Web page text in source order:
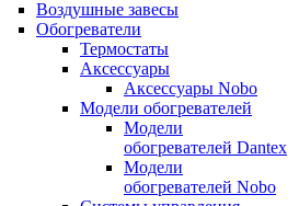
Воздушные завесы
Обогреватели
Термостаты
Аксессуары
Аксессуары Nobo
Модели обогревателей
Модели
обогревателей Dantex
Модели
обогревателей Nobo